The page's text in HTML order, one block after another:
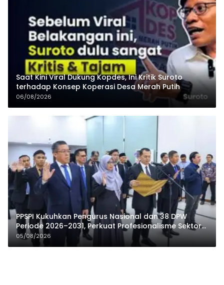
Saat Kini Viral Dukung Kopdes, Ini Kritik Suroto
terhadap Konsep Koperasi Desa Merah Putih
06/08/2026
PPSPI Kukuhkan Pengurus Nasional dan 38 DPW
Periode 2026–2031, Perkuat Profesionalisme Sektor
Publik
05/08/2026